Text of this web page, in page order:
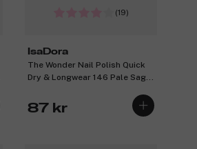
(19)
IsaDora
The Wonder Nail Polish Quick
Dry & Longwear 146 Pale Sage
87 kr